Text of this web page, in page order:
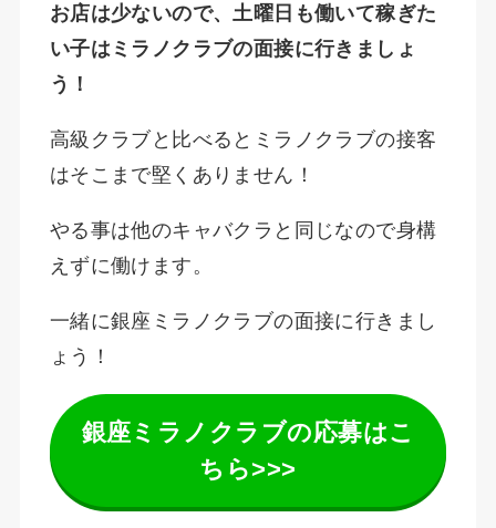
お店は少ないので、土曜日も働いて稼ぎた
い子はミラノクラブの面接に行きましょ
う！
高級クラブと比べるとミラノクラブの接客
はそこまで堅くありません！
やる事は他のキャバクラと同じなので身構
えずに働けます。
一緒に銀座ミラノクラブの面接に行きまし
ょう！
銀座ミラノクラブの応募はこ
ちら>>>